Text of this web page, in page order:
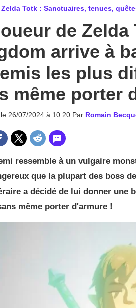
Totk : Sanctuaires, tenues,
de Zelda
arrive à
les plus
même porter
26/07/2024 à 10:20 Par Romain
ressemble à un vulgaire
que la plupart des boss
a décidé de lui donner une
même porter d'armure !